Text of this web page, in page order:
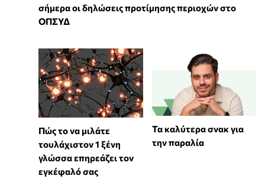
σήμερα οι δηλώσεις προτίμησης περιοχών στο
ΟΠΣΥΔ
⁠Πώς το να μιλάτε
τουλάχιστον 1 ξένη
γλώσσα επηρεάζει τον
εγκέφαλό σας
Τα καλύτερα σνακ για
την παραλία